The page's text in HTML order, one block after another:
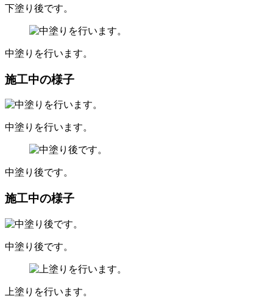
下塗り後です。
中塗りを行います。
施工中の様子
中塗りを行います。
中塗り後です。
施工中の様子
中塗り後です。
上塗りを行います。